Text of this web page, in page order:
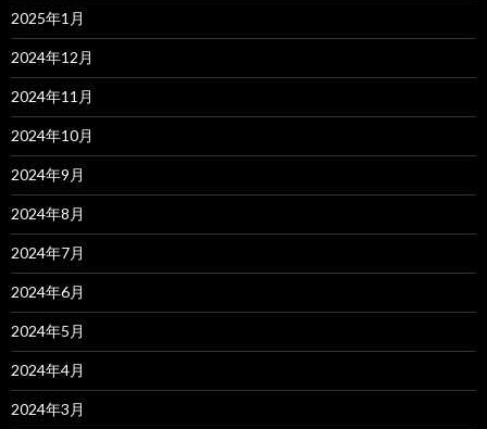
2025年1月
2024年12月
2024年11月
2024年10月
2024年9月
2024年8月
2024年7月
2024年6月
2024年5月
2024年4月
2024年3月